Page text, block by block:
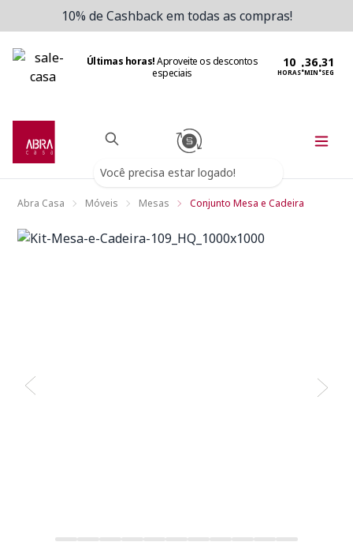
10% de Cashback em todas as compras!
Últimas horas!Aproveite os descontos
especiais
HORAS:MIN:SEG
Você precisa estar logado!
Abra Casa Móveis Mesas Conjunto Mesa e Cadeira